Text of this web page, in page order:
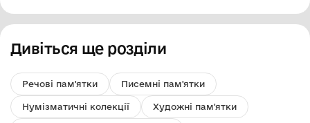
Дивіться ще розділи
Речові пам'ятки Писемні пам'ятки
Нумізматичні колекції Художні пам'ятки